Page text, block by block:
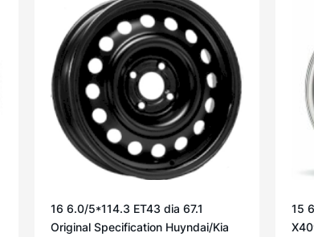
16 6.0/5*114.3 ET43 dia 67.1
Original Specification Huyndai/Kia
15